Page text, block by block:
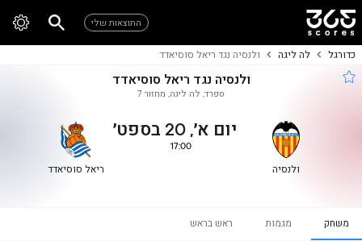
התוצאות שלי
כדורגל לה ליגה ולנסיה נגד ריאל סוסיאדד
ולנסיה נגד ריאל סוסיאדד
ספרד, לה ליגה, מחזור 7
ולנסיה
יום א׳, 20 בספט׳
17:00
ריאל סוסיאדד
משחק מגמות ראש בראש